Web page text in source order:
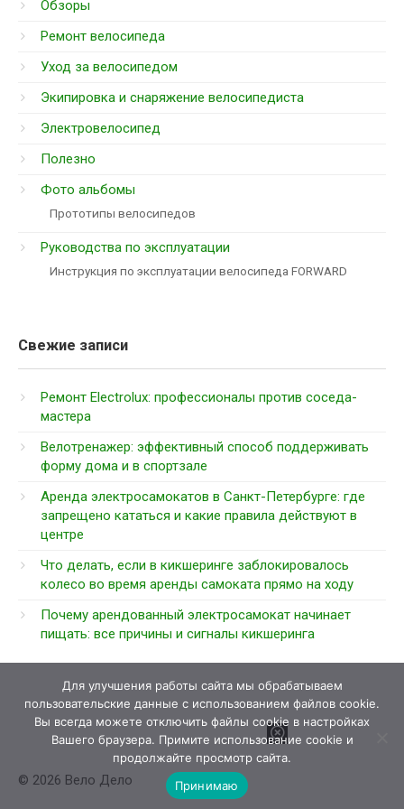
Обзоры
Ремонт велосипеда
Уход за велосипедом
Экипировка и снаряжение велосипедиста
Электровелосипед
Полезно
Фото альбомы
Прототипы велосипедов
Руководства по эксплуатации
Инструкция по эксплуатации велосипеда FORWARD
Свежие записи
Ремонт Electrolux: профессионалы против соседа-
мастера
Велотренажер: эффективный способ поддерживать
форму дома и в спортзале
Аренда электросамокатов в Санкт-Петербурге: где
запрещено кататься и какие правила действуют в
центре
Что делать, если в кикшеринге заблокировалось
колесо во время аренды самоката прямо на ходу
Почему арендованный электросамокат начинает
пищать: все причины и сигналы кикшеринга
© 2026 Вело Дело
Для улучшения работы сайта мы обрабатываем
пользовательские данные с использованием файлов cookie.
Вы всегда можете отключить файлы cookie в настройках
Вашего браузера. Примите использование cookie и
продолжайте просмотр сайта.
Принимаю